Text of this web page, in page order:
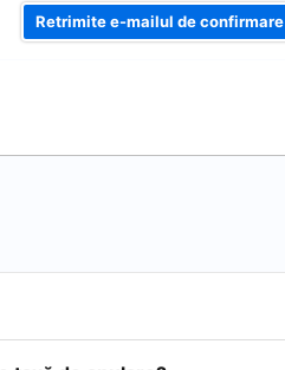
Retrimite e-mailul de confirmare